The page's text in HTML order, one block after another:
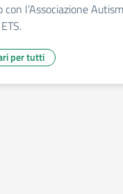
con l’Associazione
per tutti